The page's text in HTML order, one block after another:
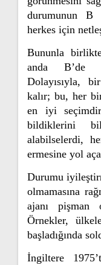
durumunun B
herkes için
Bununla
anda B’de
Dolayısıyla,
kalır; bu, her
en iyi
bildiklerini
alabilselerdi,
ermesine yol
Durumu
olmamasına
ajanı pişman
Örnekler,
başladığında
İngiltere